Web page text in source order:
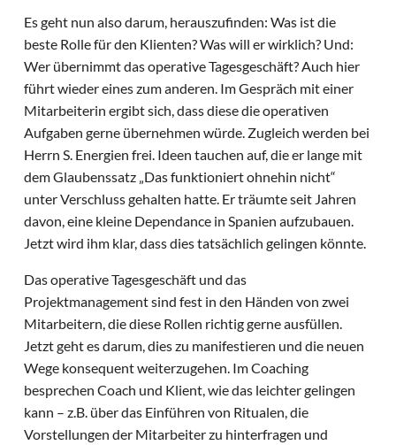
Es geht nun also darum, herauszufinden: Was ist die
beste Rolle für den Klienten? Was will er wirklich? Und:
Wer übernimmt das operative Tagesgeschäft? Auch hier
führt wieder eines zum anderen. Im Gespräch mit einer
Mitarbeiterin ergibt sich, dass diese die operativen
Aufgaben gerne übernehmen würde. Zugleich werden bei
Herrn S. Energien frei. Ideen tauchen auf, die er lange mit
dem Glaubenssatz „Das funktioniert ohnehin nicht“
unter Verschluss gehalten hatte. Er träumte seit Jahren
davon, eine kleine Dependance in Spanien aufzubauen.
Jetzt wird ihm klar, dass dies tatsächlich gelingen könnte.
Das operative Tagesgeschäft und das
Projektmanagement sind fest in den Händen von zwei
Mitarbeitern, die diese Rollen richtig gerne ausfüllen.
Jetzt geht es darum, dies zu manifestieren und die neuen
Wege konsequent weiterzugehen. Im Coaching
besprechen Coach und Klient, wie das leichter gelingen
kann – z.B. über das Einführen von Ritualen, die
Vorstellungen der Mitarbeiter zu hinterfragen und